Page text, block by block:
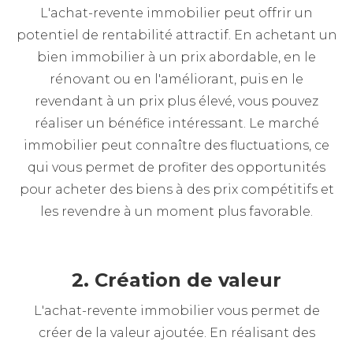
L'achat-revente immobilier peut offrir un
potentiel de rentabilité attractif. En achetant un
bien immobilier à un prix abordable, en le
rénovant ou en l'améliorant, puis en le
revendant à un prix plus élevé, vous pouvez
réaliser un bénéfice intéressant. Le marché
immobilier peut connaître des fluctuations, ce
qui vous permet de profiter des opportunités
pour acheter des biens à des prix compétitifs et
les revendre à un moment plus favorable.
2. Création de valeur
L'achat-revente immobilier vous permet de
créer de la valeur ajoutée. En réalisant des